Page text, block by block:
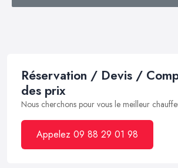
Réservation / Devis /
des prix
Nous cherchons pour vous le meilleur
Appelez 09 88 29 01 98